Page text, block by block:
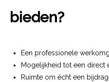
bieden?
Een professionele
Mogelijkheid tot een direct
Ruimte om écht een